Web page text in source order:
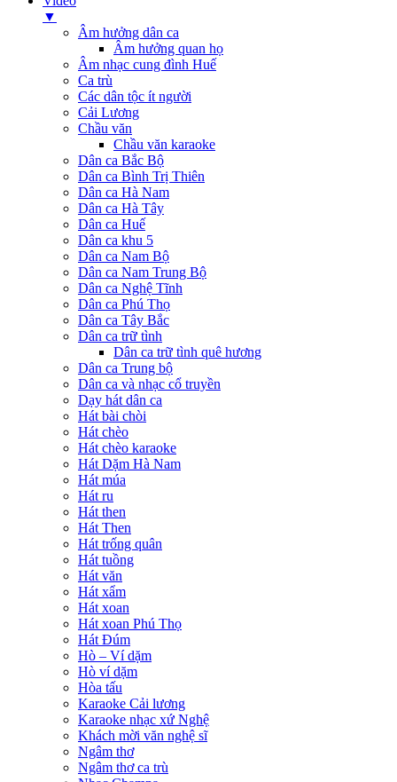
▼
Âm hưởng dân ca
Âm hưởng quan họ
Âm nhạc cung đình Huế
Ca trù
Các dân tộc ít người
Cải Lương
Chầu văn
Chầu văn karaoke
Dân ca Bắc Bộ
Dân ca Bình Trị Thiên
Dân ca Hà Nam
Dân ca Hà Tây
Dân ca Huế
Dân ca khu 5
Dân ca Nam Bộ
Dân ca Nam Trung Bộ
Dân ca Nghệ Tĩnh
Dân ca Phú Thọ
Dân ca Tây Bắc
Dân ca trữ tình
Dân ca trữ tình quê hương
Dân ca Trung bộ
Dân ca và nhạc cổ truyền
Dạy hát dân ca
Hát bài chòi
Hát chèo
Hát chèo karaoke
Hát Dặm Hà Nam
Hát múa
Hát ru
Hát then
Hát Then
Hát trống quân
Hát tuồng
Hát văn
Hát xẩm
Hát xoan
Hát xoan Phú Thọ
Hát Đúm
Hò – Ví dặm
Hò ví dặm
Hòa tấu
Karaoke Cải lương
Karaoke nhạc xứ Nghệ
Khách mời văn nghệ sĩ
Ngâm thơ
Ngâm thơ ca trù